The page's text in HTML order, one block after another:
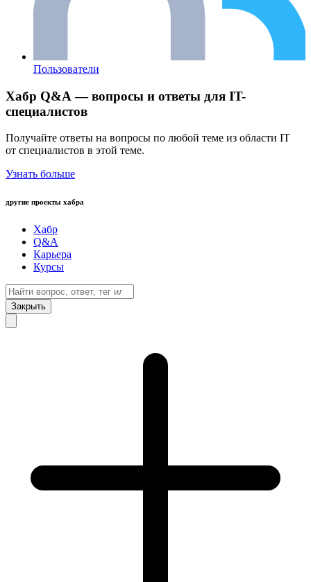
Пользователи
Хабр Q&A — вопросы и ответы для IT-
специалистов
Получайте ответы на вопросы по любой теме из области IT
от специалистов в этой теме.
Узнать больше
другие проекты хабра
Хабр
Q&A
Карьера
Курсы
Закрыть